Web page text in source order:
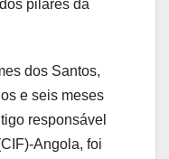
pilares da
dos Santos,
e seis meses
responsável
Angola, foi